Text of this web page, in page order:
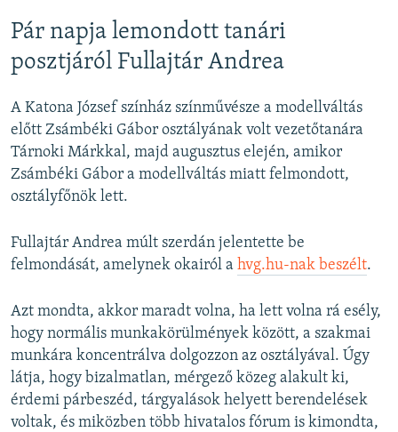
Pár napja lemondott tanári
posztjáról Fullajtár Andrea
A Katona József színház színművésze a modellváltás
előtt Zsámbéki Gábor osztályának volt vezetőtanára
Tárnoki Márkkal, majd augusztus elején, amikor
Zsámbéki Gábor a modellváltás miatt felmondott,
osztályfőnök lett.
Fullajtár Andrea múlt szerdán jelentette be
felmondását, amelynek okairól a hvg.hu-nak beszélt.
Azt mondta, akkor maradt volna, ha lett volna rá esély,
hogy normális munkakörülmények között, a szakmai
munkára koncentrálva dolgozzon az osztályával. Úgy
látja, hogy bizalmatlan, mérgező közeg alakult ki,
érdemi párbeszéd, tárgyalások helyett berendelések
voltak, és miközben több hivatalos fórum is kimondta,